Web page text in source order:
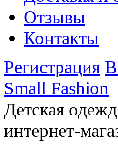
Отзывы
Контакты
Регистрация
Small Fashion
Детская
интернет-